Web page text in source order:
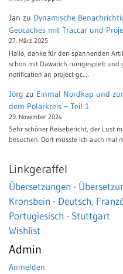
Jan zu Dynamische
Geocaches mit Traccar und
27. März 2025
Hallo, danke für den spannenden
schon mit Dawarich rumgespielt und
notification an project-gc.…
Jörg zu Einmal Nordkap und
dem Polarkreis – Teil 1
29. November 2024
Sehr schöner Reisebericht, der Lust
besuchen. Dort müsste ich auch mal
Linkgeraffel
Übersetzungen -
Kronsbein - Deutsch,
Portugiesisch - Stuttgart
Wishlist
Admin
Anmelden